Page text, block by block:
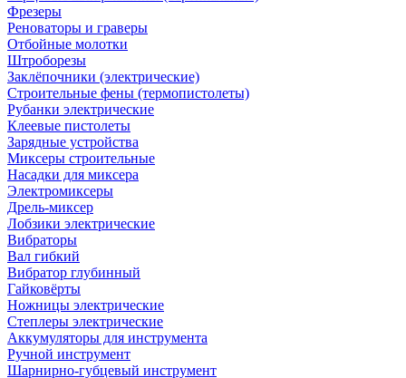
Фрезеры
Реноваторы и граверы
Отбойные молотки
Штроборезы
Заклёпочники (электрические)
Строительные фены (термопистолеты)
Рубанки электрические
Клеевые пистолеты
Зарядные устройства
Миксеры строительные
Насадки для миксера
Электромиксеры
Дрель-миксер
Лобзики электрические
Вибраторы
Вал гибкий
Вибратор глубинный
Гайковёрты
Ножницы электрические
Степлеры электрические
Аккумуляторы для инструмента
Ручной инструмент
Шарнирно-губцевый инструмент